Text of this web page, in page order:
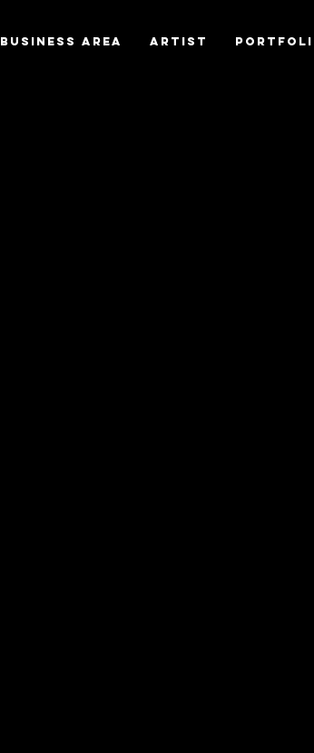
Business Area Artist